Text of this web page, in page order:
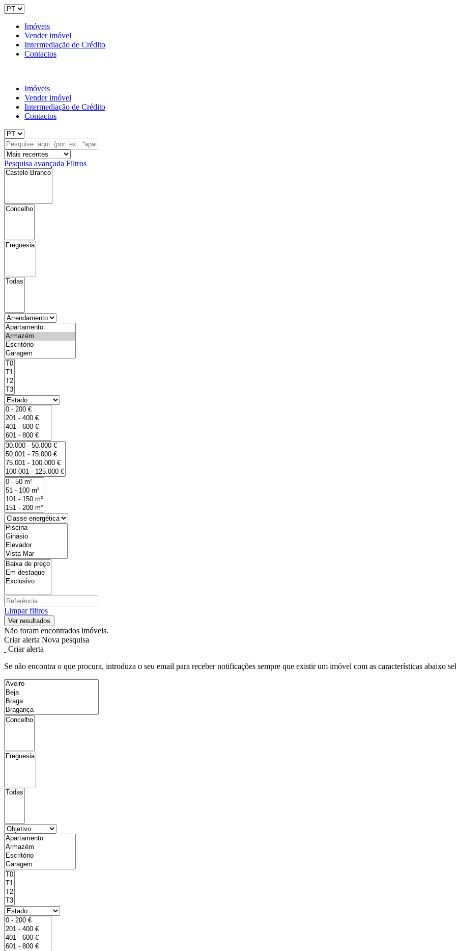
Imóveis
Vender imóvel
Intermediação de Crédito
Contactos
Imóveis
Vender imóvel
Intermediação de Crédito
Contactos
Pesquisa avançada Filtros
Limpar filtros
Não foram encontrados imóveis.
Criar alerta Nova pesquisa
Criar alerta
Se não encontra o que procura, introduza o seu email para receber notificações sempre que existir um imóvel com as características abaixo